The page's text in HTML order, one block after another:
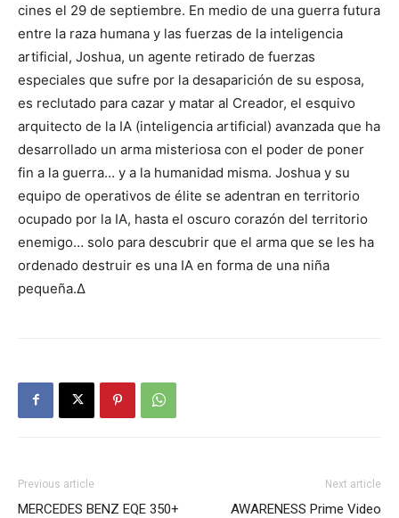
cines el 29 de septiembre. En medio de una guerra futura
entre la raza humana y las fuerzas de la inteligencia
artificial, Joshua, un agente retirado de fuerzas
especiales que sufre por la desaparición de su esposa,
es reclutado para cazar y matar al Creador, el esquivo
arquitecto de la IA (inteligencia artificial) avanzada que ha
desarrollado un arma misteriosa con el poder de poner
fin a la guerra… y a la humanidad misma. Joshua y su
equipo de operativos de élite se adentran en territorio
ocupado por la IA, hasta el oscuro corazón del territorio
enemigo… solo para descubrir que el arma que se les ha
ordenado destruir es una IA en forma de una niña
pequeña.∆
Previous article
MERCEDES BENZ EQE 350+
Next article
AWARENESS Prime Video